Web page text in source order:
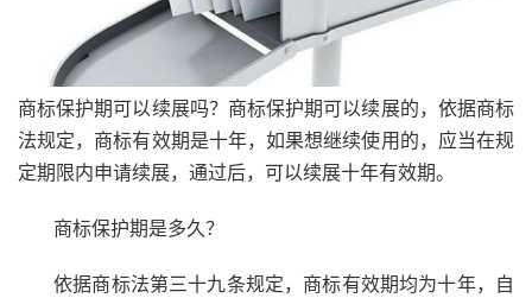
商标保护期可以续展吗？商标保护期可以续展的，依据商标
法规定，商标有效期是十年，如果想继续使用的，应当在规
定期限内申请续展，通过后，可以续展十年有效期。
商标保护期是多久？
依据商标法第三十九条规定，商标有效期均为十年，自